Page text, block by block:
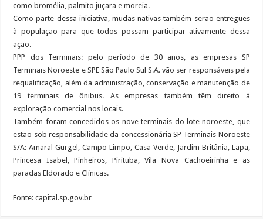
como bromélia, palmito juçara e moreia.
Como parte dessa iniciativa, mudas nativas também serão entregues
à população para que todos possam participar ativamente dessa
ação.
PPP dos Terminais: pelo período de 30 anos, as empresas SP
Terminais Noroeste e SPE São Paulo Sul S.A. vão ser responsáveis pela
requalificação, além da administração, conservação e manutenção de
19 terminais de ônibus. As empresas também têm direito à
exploração comercial nos locais.
Também foram concedidos os nove terminais do lote noroeste, que
estão sob responsabilidade da concessionária SP Terminais Noroeste
S/A: Amaral Gurgel, Campo Limpo, Casa Verde, Jardim Britânia, Lapa,
Princesa Isabel, Pinheiros, Pirituba, Vila Nova Cachoeirinha e as
paradas Eldorado e Clínicas.
Fonte: capital.sp.gov.br